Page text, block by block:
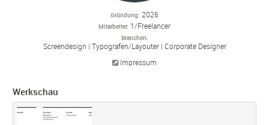
Gründung 2026
Mitarbeiter 1/Freelancer
Branchen
Screendesign Typografen/Layouter Corporate Designer
Impressum
Werkschau